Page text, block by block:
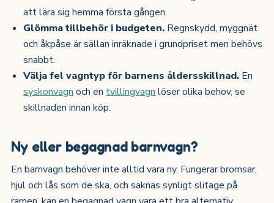
att lära sig hemma första gången.
Glömma tillbehör i budgeten. Regnskydd, myggnät
och åkpåse är sällan inräknade i grundpriset men behövs
snabbt.
Välja fel vagntyp för barnens åldersskillnad. En
syskonvagn och en tvillingvagn löser olika behov, se
skillnaden innan köp.
Ny eller begagnad barnvagn?
En barnvagn behöver inte alltid vara ny. Fungerar bromsar,
hjul och lås som de ska, och saknas synligt slitage på